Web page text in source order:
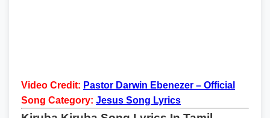
Video Credit: Pastor Darwin Ebenezer – Official
Song Category: Jesus Song Lyrics